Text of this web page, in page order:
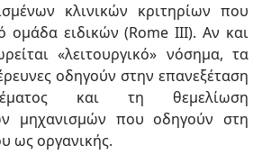
κλινικών κριτηρίων που
ομάδα ειδικών (Rome III). Αν και
«λειτουργικό» νόσημα, τα
οδηγούν στην επανεξέταση
και τη θεμελίωση
μηχανισμών που οδηγούν στη
ως οργανικής.